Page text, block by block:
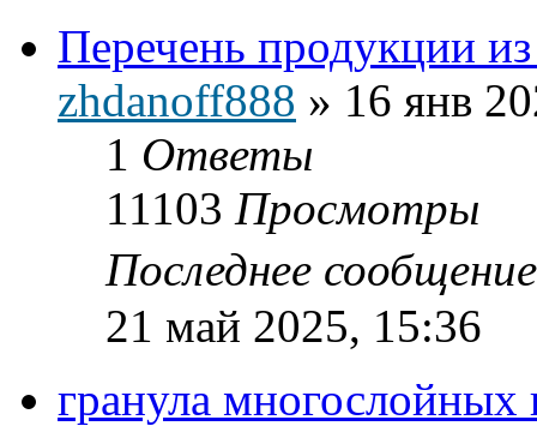
Перечень продукции
zhdanoff888 » 16 янв
1 Ответы
11103 Просмотры
Последнее
21 май 2025, 15:36
гранула многослойных